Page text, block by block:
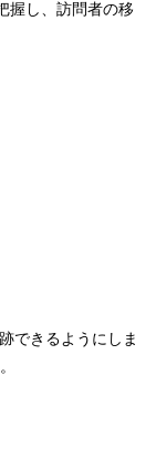
握し、訪問者の移
できるようにしま